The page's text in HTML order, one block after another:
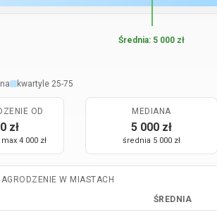
Średnia: 5 000 zł
kwartyle 25-75
OD
zł
4 000 zł
MEDIANA
5 000 zł
średnia 5 000 zł
W MIASTACH
ŚREDNIA